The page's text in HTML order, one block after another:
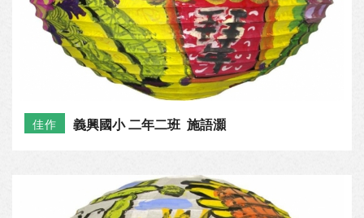
佳作 義興國小 二年二班 施語灝